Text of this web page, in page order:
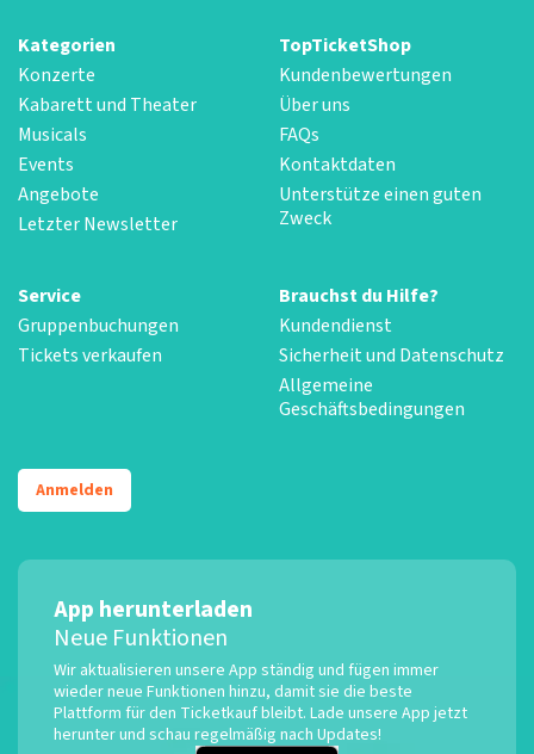
Kategorien
Konzerte
Kabarett und Theater
Musicals
Events
Angebote
Letzter Newsletter
TopTicketShop
Kundenbewertungen
Über uns
FAQs
Kontaktdaten
Unterstütze einen guten
Zweck
Service
Gruppenbuchungen
Tickets verkaufen
Brauchst du Hilfe?
Kundendienst
Sicherheit und Datenschutz
Allgemeine
Geschäftsbedingungen
Anmelden
App herunterladen
Neue Funktionen
Wir aktualisieren unsere App ständig und fügen immer
wieder neue Funktionen hinzu, damit sie die beste
Plattform für den Ticketkauf bleibt. Lade unsere App jetzt
herunter und schau regelmäßig nach Updates!